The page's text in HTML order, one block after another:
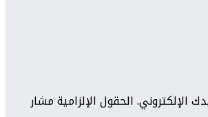
الإلكتروني.الحقول الإلزامية مشار